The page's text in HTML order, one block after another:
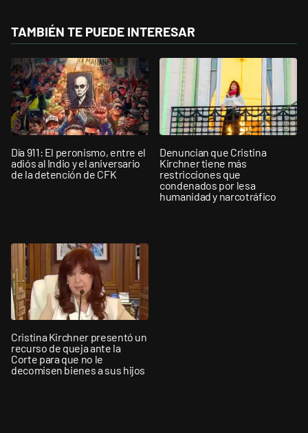
TAMBIÉN TE PUEDE INTERESAR
Día 911: El peronismo, entre el
adiós al Indio y el aniversario
de la detención de CFK
Denuncian que Cristina
Kirchner tiene más
restricciones que
condenados por lesa
humanidad y narcotráfico
Cristina Kirchner presentó un
recurso de queja ante la
Corte para que no le
decomisen bienes a sus hijos